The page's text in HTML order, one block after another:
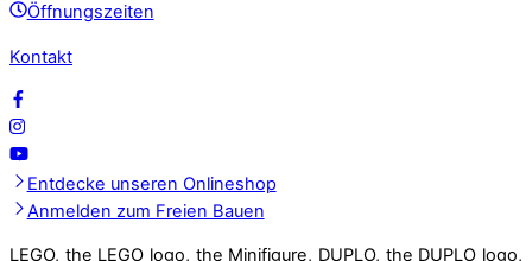
Öffnungszeiten
Kontakt
Entdecke unseren Onlineshop
Anmelden zum Freien Bauen
LEGO, the LEGO logo, the Minifigure, DUPLO, the DUPLO logo,